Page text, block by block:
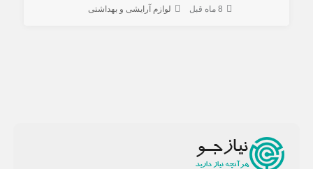
8 ماه قبل لوازم آرایشی و بهداشتی